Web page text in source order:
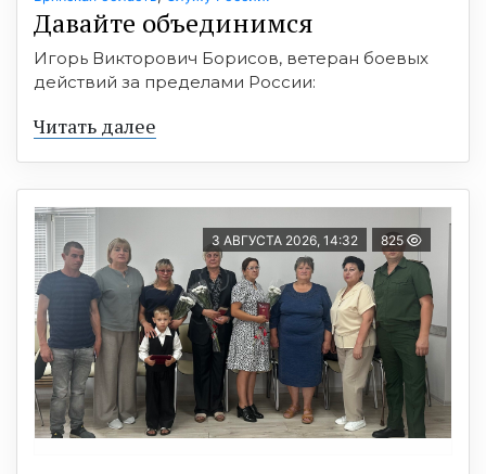
Давайте объединимся
Игорь Викторович Борисов, ветеран боевых
действий за пределами России:
Читать далее
3 АВГУСТА 2026, 14:32 825